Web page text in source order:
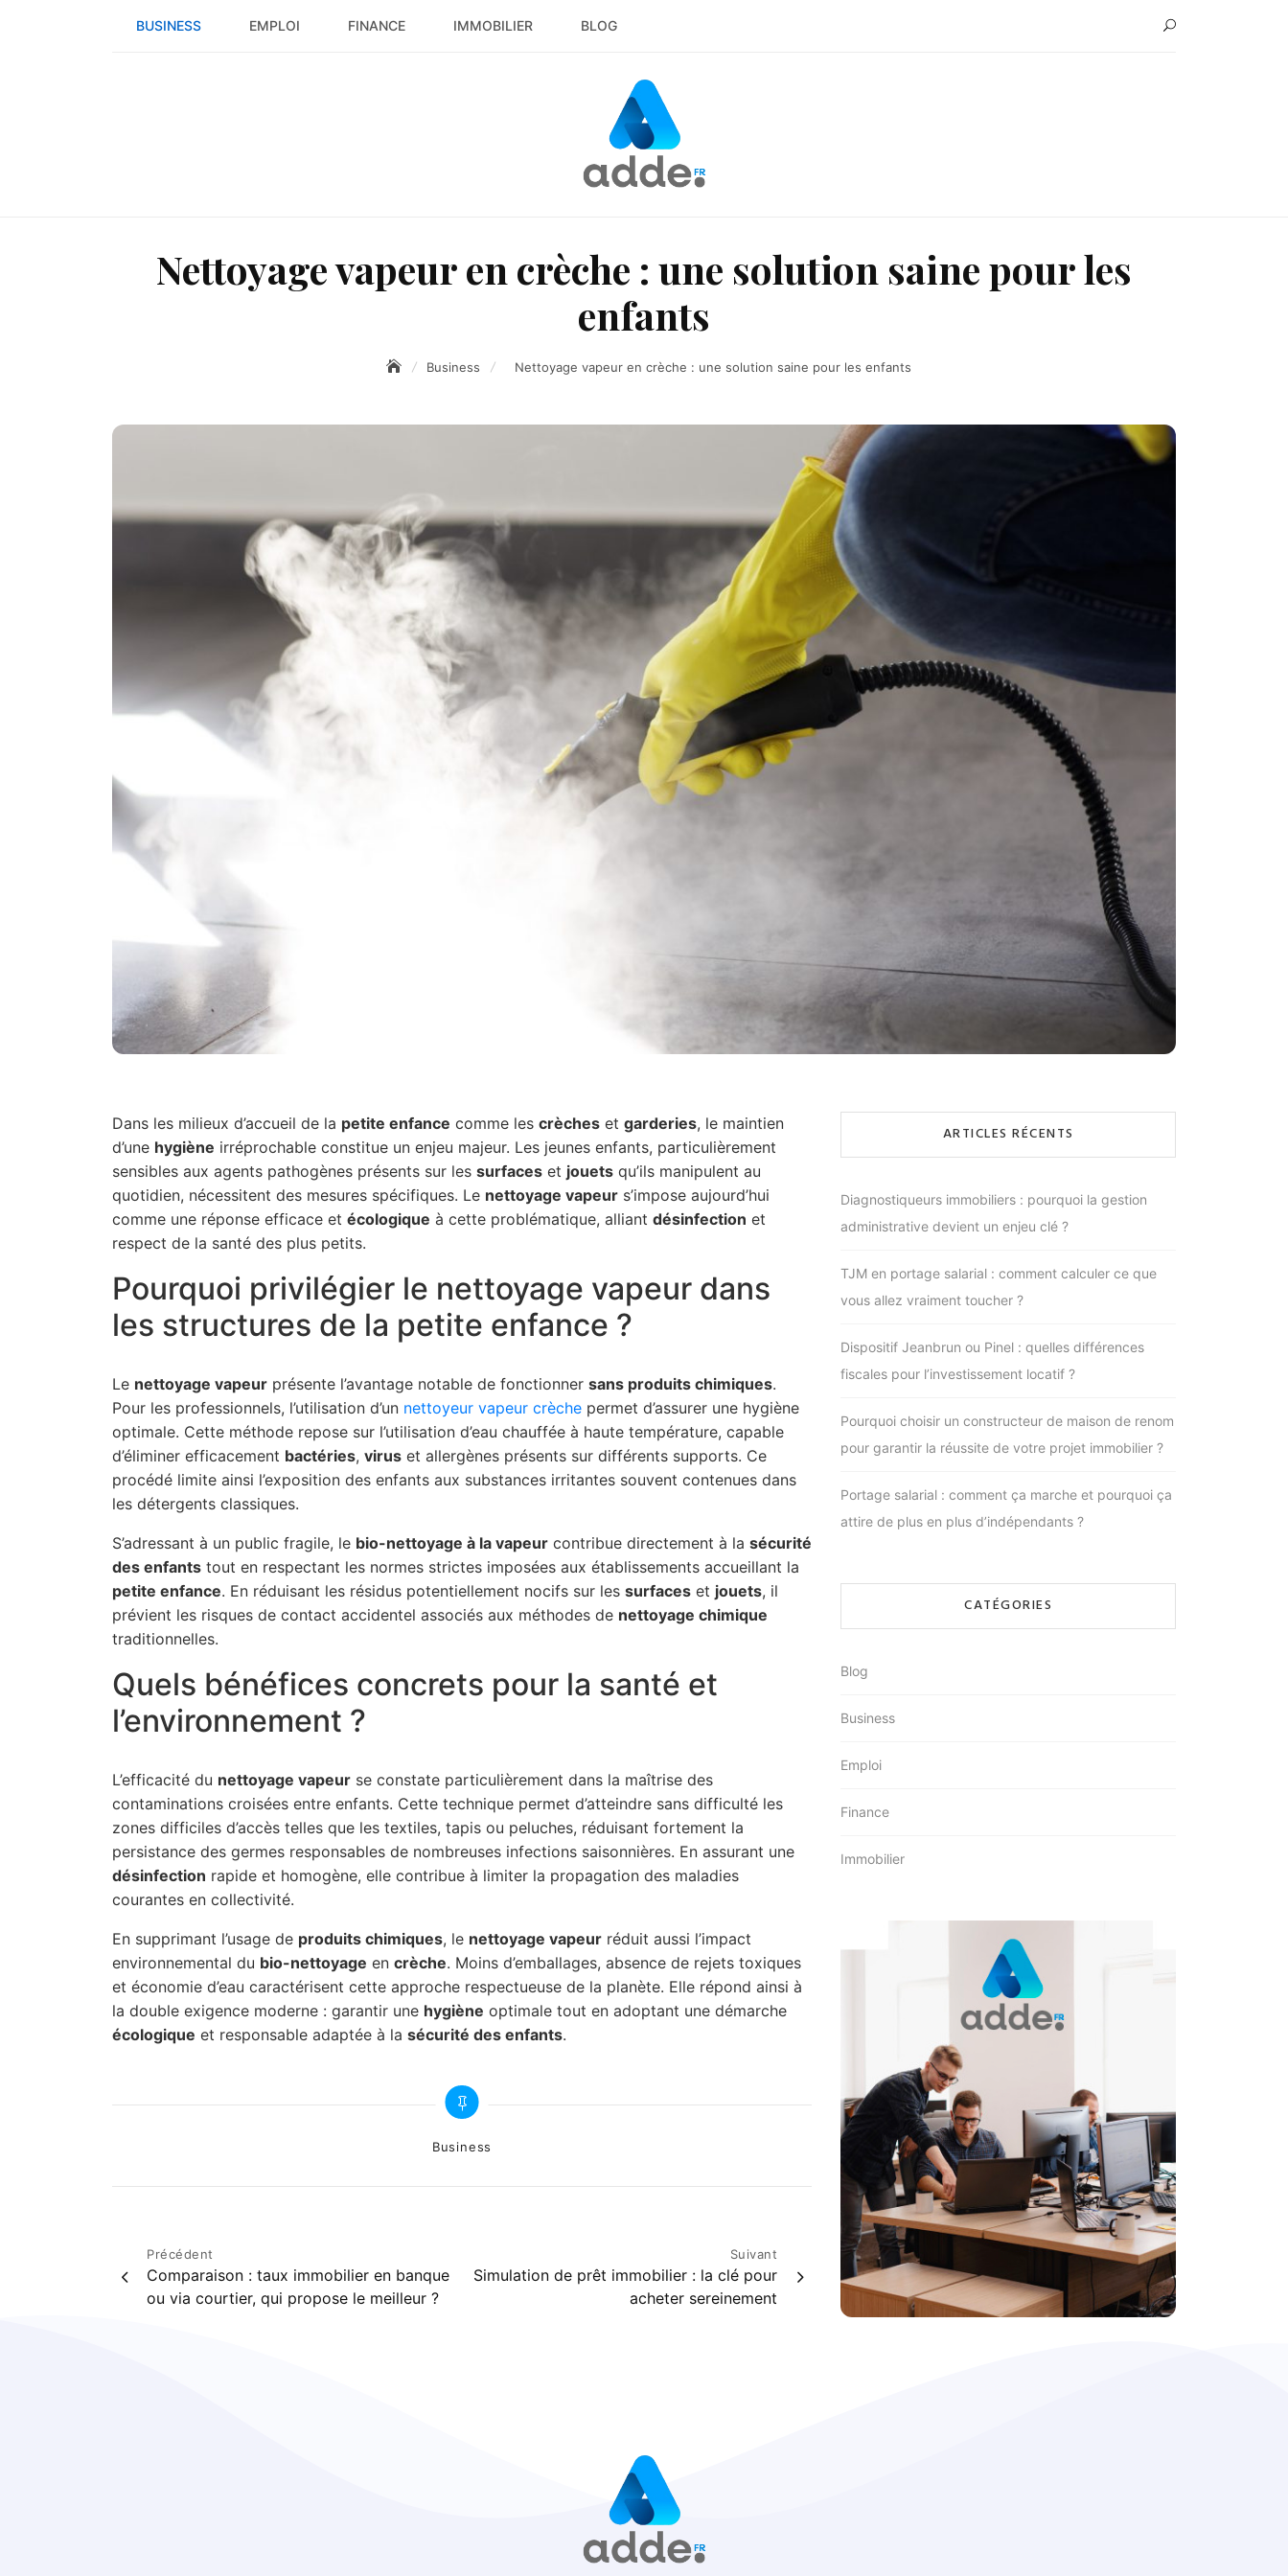
BUSINESS EMPLOI FINANCE IMMOBILIER BLOG
Nettoyage vapeur en crèche : une solution saine pour les
enfants
Business Nettoyage vapeur en crèche : une solution saine pour les enfants
Dans les milieux d’accueil de la petite enfance comme les crèches et garderies, le maintien
d’une hygiène irréprochable constitue un enjeu majeur. Les jeunes enfants, particulièrement
sensibles aux agents pathogènes présents sur les surfaces et jouets qu’ils manipulent au
quotidien, nécessitent des mesures spécifiques. Le nettoyage vapeur s’impose aujourd’hui
comme une réponse efficace et écologique à cette problématique, alliant désinfection et
respect de la santé des plus petits.
Pourquoi privilégier le nettoyage vapeur dans
les structures de la petite enfance ?
Le nettoyage vapeur présente l’avantage notable de fonctionner sans produits chimiques.
Pour les professionnels, l’utilisation d’un nettoyeur vapeur crèche permet d’assurer une hygiène
optimale. Cette méthode repose sur l’utilisation d’eau chauffée à haute température, capable
d’éliminer efficacement bactéries, virus et allergènes présents sur différents supports. Ce
procédé limite ainsi l’exposition des enfants aux substances irritantes souvent contenues dans
les détergents classiques.
S’adressant à un public fragile, le bio-nettoyage à la vapeur contribue directement à la sécurité
des enfants tout en respectant les normes strictes imposées aux établissements accueillant la
petite enfance. En réduisant les résidus potentiellement nocifs sur les surfaces et jouets, il
prévient les risques de contact accidentel associés aux méthodes de nettoyage chimique
traditionnelles.
Quels bénéfices concrets pour la santé et
l’environnement ?
L’efficacité du nettoyage vapeur se constate particulièrement dans la maîtrise des
contaminations croisées entre enfants. Cette technique permet d’atteindre sans difficulté les
zones difficiles d’accès telles que les textiles, tapis ou peluches, réduisant fortement la
persistance des germes responsables de nombreuses infections saisonnières. En assurant une
désinfection rapide et homogène, elle contribue à limiter la propagation des maladies
courantes en collectivité.
En supprimant l’usage de produits chimiques, le nettoyage vapeur réduit aussi l’impact
environnemental du bio-nettoyage en crèche. Moins d’emballages, absence de rejets toxiques
et économie d’eau caractérisent cette approche respectueuse de la planète. Elle répond ainsi à
la double exigence moderne : garantir une hygiène optimale tout en adoptant une démarche
écologique et responsable adaptée à la sécurité des enfants.
Categories
Business
Navigation
de
Précédent
Comparaison : taux immobilier en banque
ou via courtier, qui propose le meilleur ?
Suivant
Simulation de prêt immobilier : la clé pour
acheter sereinement
ARTICLES RÉCENTS
Diagnostiqueurs immobiliers : pourquoi la gestion
administrative devient un enjeu clé ?
TJM en portage salarial : comment calculer ce que
vous allez vraiment toucher ?
Dispositif Jeanbrun ou Pinel : quelles différences
fiscales pour l’investissement locatif ?
Pourquoi choisir un constructeur de maison de renom
pour garantir la réussite de votre projet immobilier ?
Portage salarial : comment ça marche et pourquoi ça
attire de plus en plus d’indépendants ?
CATÉGORIES
Blog
Business
Emploi
Finance
Immobilier